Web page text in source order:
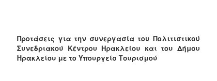
Προτάσεις για την συνεργασία του Πολιτιστικού
Συνεδριακού Κέντρου Ηρακλείου και του Δήμου
Ηρακλείου με το Υπουργείο Τουρισμού